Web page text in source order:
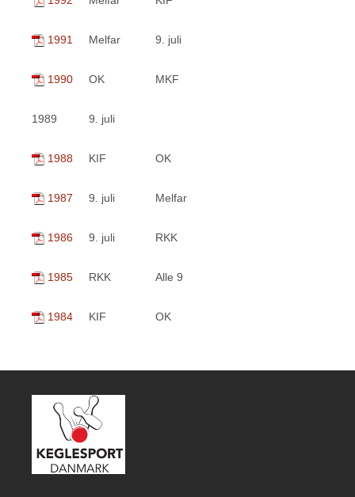
1991 Melfar 9. juli
1990 OK MKF
1989 9. juli
1988 KIF OK
1987 9. juli Melfar
1986 9. juli RKK
1985 RKK Alle 9
1984 KIF OK